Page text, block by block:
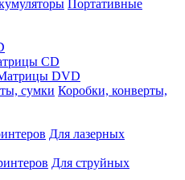
Портативные
CD
DVD
Коробки, конверты,
Для лазерных
Для струйных